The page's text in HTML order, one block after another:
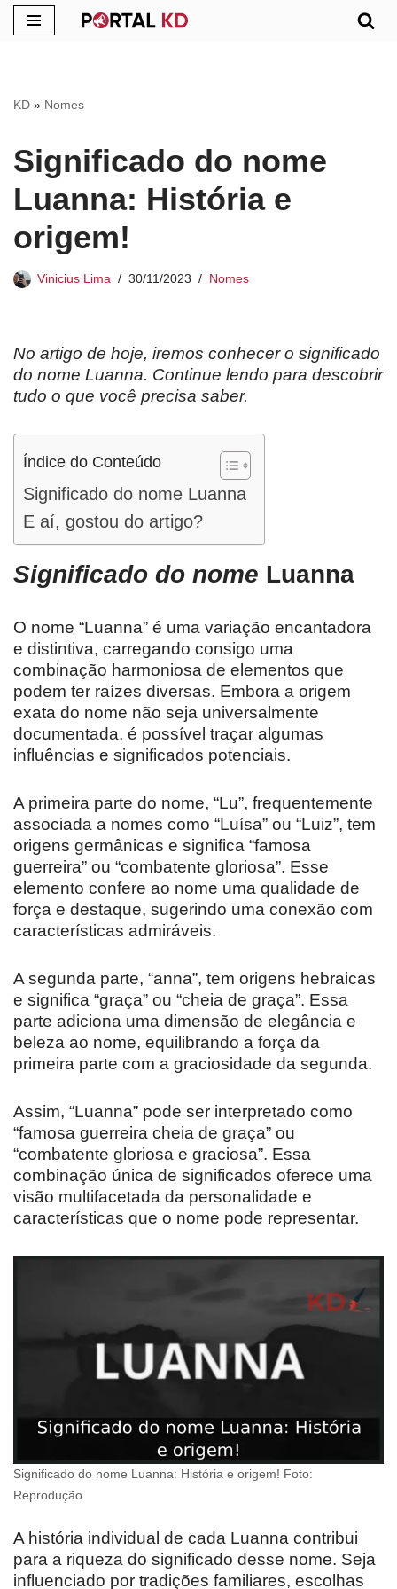
conteúdo
KD » Nomes
Significado do nome
Luanna: História e
origem!
Vinicius Lima 30/11/2023 Nomes
No artigo de hoje, iremos conhecer o significado
do nome Luanna. Continue lendo para descobrir
tudo o que você precisa saber.
Índice do Conteúdo
Significado do nome Luanna
E aí, gostou do artigo?
Significado do nome Luanna
O nome “Luanna” é uma variação encantadora
e distintiva, carregando consigo uma
combinação harmoniosa de elementos que
podem ter raízes diversas. Embora a origem
exata do nome não seja universalmente
documentada, é possível traçar algumas
influências e significados potenciais.
A primeira parte do nome, “Lu”, frequentemente
associada a nomes como “Luísa” ou “Luiz”, tem
origens germânicas e significa “famosa
guerreira” ou “combatente gloriosa”. Esse
elemento confere ao nome uma qualidade de
força e destaque, sugerindo uma conexão com
características admiráveis.
A segunda parte, “anna”, tem origens hebraicas
e significa “graça” ou “cheia de graça”. Essa
parte adiciona uma dimensão de elegância e
beleza ao nome, equilibrando a força da
primeira parte com a graciosidade da segunda.
Assim, “Luanna” pode ser interpretado como
“famosa guerreira cheia de graça” ou
“combatente gloriosa e graciosa”. Essa
combinação única de significados oferece uma
visão multifacetada da personalidade e
características que o nome pode representar.
Significado do nome Luanna: História e origem! Foto:
Reprodução
A história individual de cada Luanna contribui
para a riqueza do significado desse nome. Seja
influenciado por tradições familiares, escolhas